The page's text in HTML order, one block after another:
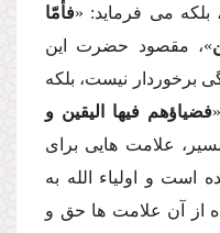
بلكه مى فرماید: «فأمّا
»، مقصود حضرت این
برخوردار نیست، بلكه
فضیاؤهم فیها الیقین و
علامت هایى براى
و اولیاء الله به
از آن علامت ها حق و